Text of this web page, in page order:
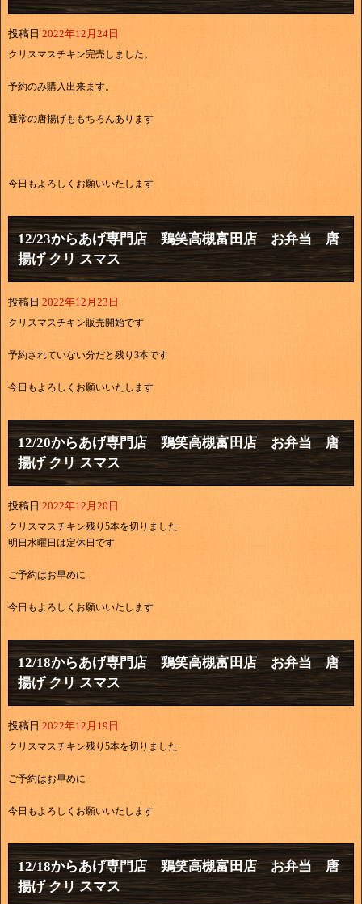
投稿日 2022年12月24日
クリスマスチキン完売しました。
予約のみ購入出来ます。
通常の唐揚げももちろんあります
今日もよろしくお願いいたします
12/23からあげ専門店 鶏笑高槻富田店 お弁当 唐
揚げ クリ スマス
投稿日 2022年12月23日
クリスマスチキン販売開始です
予約されていない分だと残り3本です
今日もよろしくお願いいたします
12/20からあげ専門店 鶏笑高槻富田店 お弁当 唐
揚げ クリ スマス
投稿日 2022年12月20日
クリスマスチキン残り5本を切りました
明日水曜日は定休日です
ご予約はお早めに
今日もよろしくお願いいたします
12/18からあげ専門店 鶏笑高槻富田店 お弁当 唐
揚げ クリ スマス
投稿日 2022年12月19日
クリスマスチキン残り5本を切りました
ご予約はお早めに
今日もよろしくお願いいたします
12/18からあげ専門店 鶏笑高槻富田店 お弁当 唐
揚げ クリ スマス